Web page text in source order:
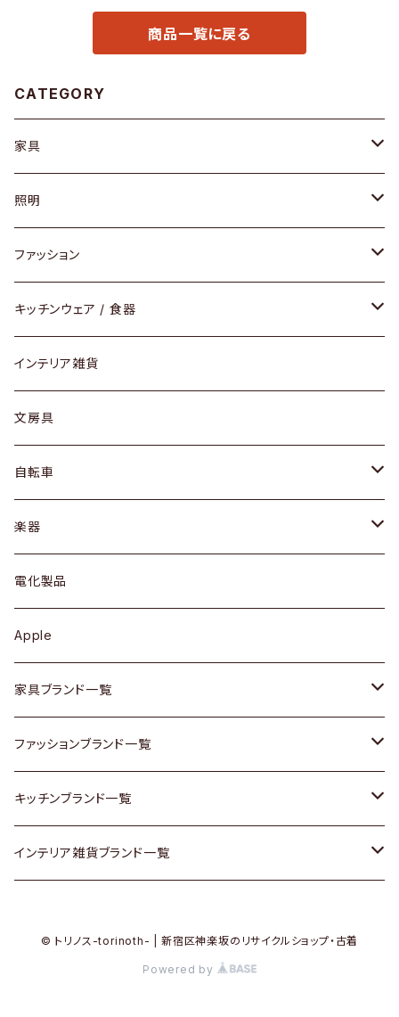
商品一覧に戻る
CATEGORY
家具
ソファ / ベンチ
チェア / スツール
ダイニングセット / ダイニングテーブル
ローテーブル / サイドテーブル
デスク / コンソール
ドレッサー
シェルフ
キュリオケース / 飾り棚
カップボード / 食器棚
チェスト
その他家具
Vintageヴィンテージ / Antiqueアンティーク
Designers / デザイナーズ
照明
ペンダントライト
テーブルランプ / デスクスタンド
フロアライト
ファッション
アクセサリー
リング
ピアス / イヤリング
財布
バッグ
アウター
トップス
ワンピース
ボトムス
靴
スカーフ
腕時計
Vintage / ヴィンテージ
キッチンウェア / 食器
グラス / タンブラー
カップ / マグ
プレート / ボウル
カトラリー
ケトル / ティーポット
鍋 / フライパン
Vintage / ヴィンテージ
銀製品
和物 / 作家物
その他キッチン雑貨
インテリア雑貨
文房具
自転車
dahon
楽器
ギター
ベース
その他楽器
電化製品
Apple
家具ブランド一覧
ACME Furniture / アクメ ファニチャー
ACTUS / アクタス
arflex / アルフレックス
ファッションブランド一覧
agnes b / アニエス ベー
BALLY / バリー
キッチンブランド一覧
ARABIA / アラビア
インテリア雑貨ブランド一覧
© トリノス-torinoth- | 新宿区神楽坂のリサイクルショップ・古着
Powered by